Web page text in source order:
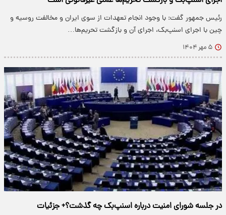
رئیس جمهور گفت: با وجود انجام تعهدات از سوی ایران و مخالفت روسیه و
چین با اجرای اسنپ‌بک، اجرای آن و بازگشت تحریم‌ها…
۵ مهر ۱۴۰۴
در جلسه شورای امنیت درباره اسنپ‌بک چه گذشت؟+ جزئیات